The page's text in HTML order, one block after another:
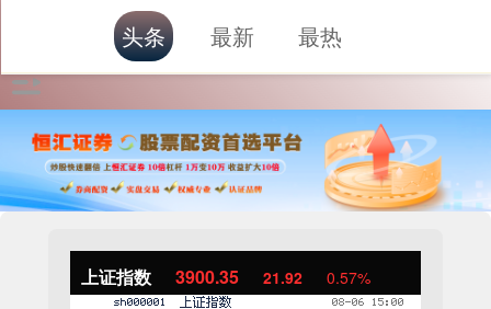
上证指数 3900.35 21.92 0.57%
头条 最新 最热